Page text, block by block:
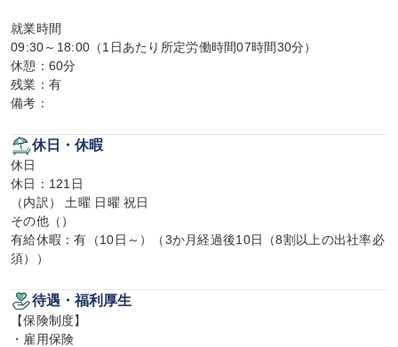
就業時間
09:30～18:00（1日あたり所定労働時間07時間30分）
休憩：60分
残業：有
備考：
休日・休暇
休日
休日：121日
（内訳） 土曜 日曜 祝日
その他（）
有給休暇：有（10日～）（3か月経過後10日（8割以上の出社率必
須））
待遇・福利厚生
【保険制度】
・雇用保険